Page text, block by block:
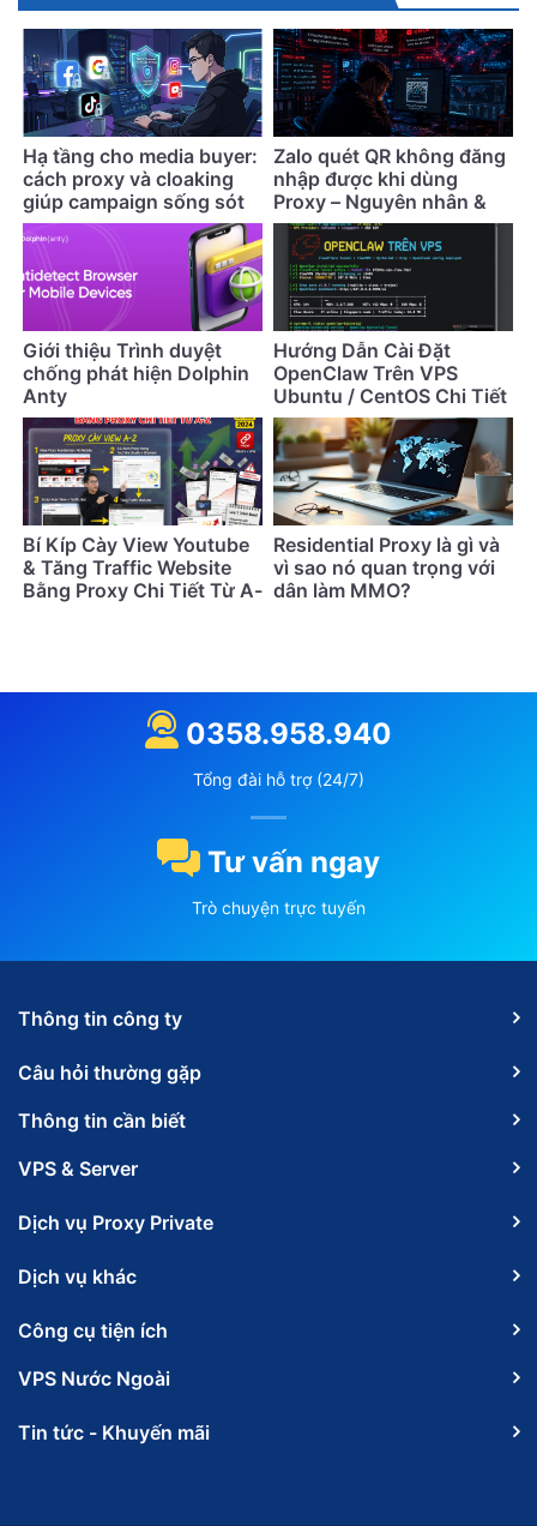
Hạ tầng cho media buyer:
cách proxy và cloaking
giúp campaign sống sót
lâu hơn
Zalo quét QR không đăng
nhập được khi dùng
Proxy – Nguyên nhân &
cách khắc phục
Giới thiệu Trình duyệt
chống phát hiện Dolphin
Anty
Hướng Dẫn Cài Đặt
OpenClaw Trên VPS
Ubuntu / CentOS Chi Tiết
Nhất (Cập Nhật 2026)
Bí Kíp Cày View Youtube
& Tăng Traffic Website
Bằng Proxy Chi Tiết Từ A-
Residential Proxy là gì và
vì sao nó quan trọng với
dân làm MMO?
0358.958.940
Tổng đài hỗ trợ (24/7)
Tư vấn ngay
Trò chuyện trực tuyến
Thông tin công ty
Câu hỏi thường gặp
Thông tin cần biết
VPS & Server
Dịch vụ Proxy Private
Dịch vụ khác
Công cụ tiện ích
VPS Nước Ngoài
Tin tức - Khuyến mãi